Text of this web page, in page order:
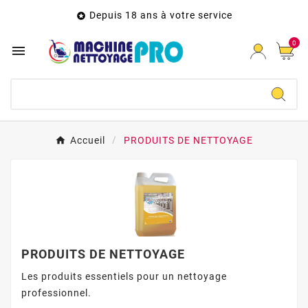
 Depuis 18 ans à votre service
 0
Accueil PRODUITS DE NETTOYAGE
PRODUITS DE NETTOYAGE
Les produits essentiels pour un nettoyage
professionnel.